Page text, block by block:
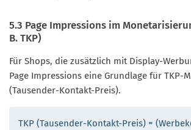
5.3 Page Impressions im
B. TKP)
Für Shops, die zusätzlich mit Display-
Page Impressions eine Grundlage für TKP-
(Tausender-Kontakt-Preis).
TKP (Tausender-Kontakt-Preis) =